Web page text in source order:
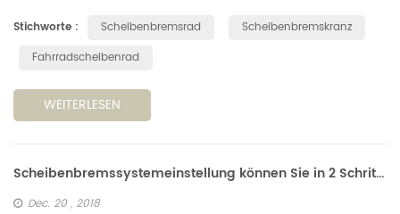
Leistung usw. Außerdem kommt ein...
Stichworte : Scheibenbremsrad
Scheibenbremskranz
Fahrradscheibenrad
WEITERLESEN
Scheibenbremssystemeinstellung können Sie in 2 Schritten erhalten.
Dec. 20 , 2018